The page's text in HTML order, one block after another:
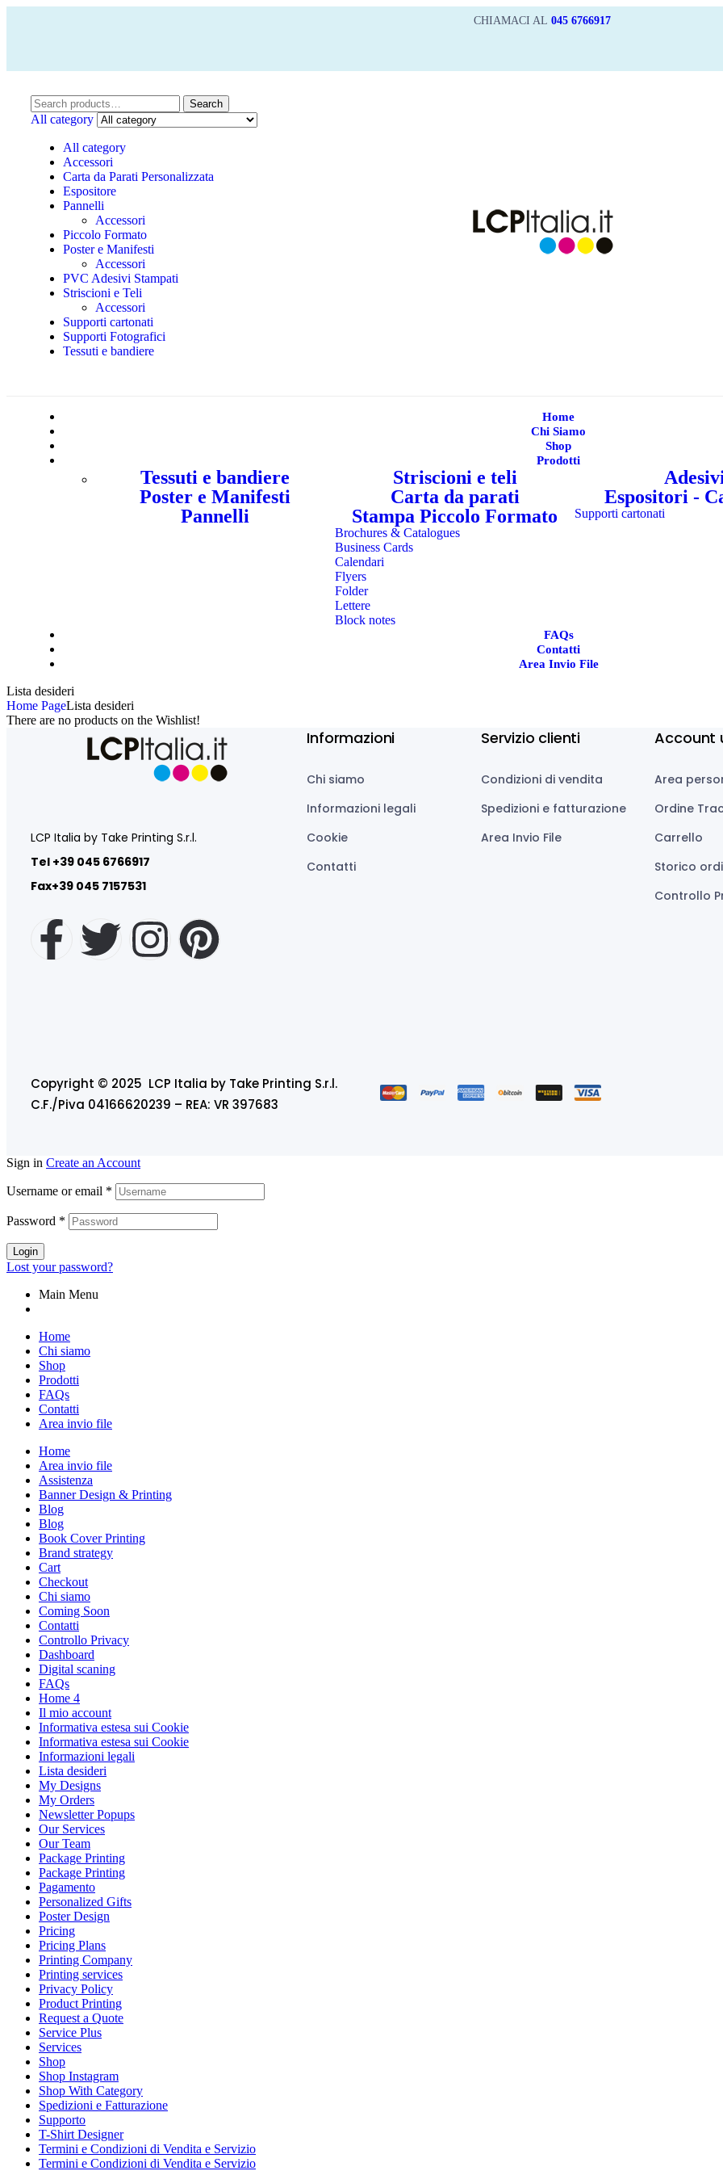
CHIAMACI AL 045 6766917
Search
All category
All category
Accessori
Carta da Parati Personalizzata
Espositore
Pannelli
Accessori
Piccolo Formato
Poster e Manifesti
Accessori
PVC Adesivi Stampati
Striscioni e Teli
Accessori
Supporti cartonati
Supporti Fotografici
Tessuti e bandiere
Home
Chi Siamo
Shop
Prodotti
Tessuti e bandiere
Poster e Manifesti
Pannelli
Striscioni e teli
Carta da parati
Stampa Piccolo Formato
Brochures & Catalogues
Business Cards
Calendari
Flyers
Folder
Lettere
Block notes
Espositori -
Supporti cartonati
FAQs
Contatti
Area Invio File
Lista desideri
Home PageLista desideri
There are no products on the Wishlist!
LCP Italia by Take Printing S.r.l.
Tel +39 045 6766917
Fax+39 045 7157531
Informazioni
Chi siamo
Informazioni legali
Cookie
Contatti
Servizio clienti
Condizioni di vendita
Spedizioni e fatturazione
Area Invio File
Account
Area
Ordine
Carrello
Storico
Controllo
Copyright © 2025 LCP Italia by Take Printing S.r.l.
C.F./Piva 04166620239 – REA: VR 397683
Sign in Create an Account
Username or email *
Password *
Login
Lost your password?
Main Menu
Home
Chi siamo
Shop
Prodotti
FAQs
Contatti
Area invio file
Home
Area invio file
Assistenza
Banner Design & Printing
Blog
Blog
Book Cover Printing
Brand strategy
Cart
Checkout
Chi siamo
Coming Soon
Contatti
Controllo Privacy
Dashboard
Digital scaning
FAQs
Home 4
Il mio account
Informativa estesa sui Cookie
Informativa estesa sui Cookie
Informazioni legali
Lista desideri
My Designs
My Orders
Newsletter Popups
Our Services
Our Team
Package Printing
Package Printing
Pagamento
Personalized Gifts
Poster Design
Pricing
Pricing Plans
Printing Company
Printing services
Privacy Policy
Product Printing
Request a Quote
Service Plus
Services
Shop
Shop Instagram
Shop With Category
Spedizioni e Fatturazione
Supporto
T-Shirt Designer
Termini e Condizioni di Vendita e Servizio
Termini e Condizioni di Vendita e Servizio